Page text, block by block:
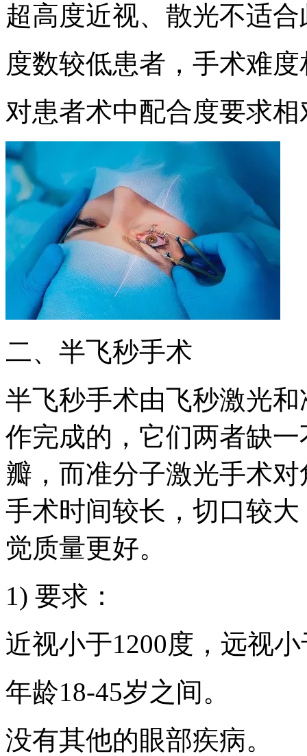
超高度近视、散光不适
度数较低患者，手术难
对患者术中配合度要求
二、半飞秒手术
半飞秒手术由飞秒激光
作完成的，它们两者缺
瓣，而准分子激光手术
手术时间较长，切口较
觉质量更好。
1) 要求：
近视小于1200度，远视
年龄18-45岁之间。
没有其他的眼部疾病。